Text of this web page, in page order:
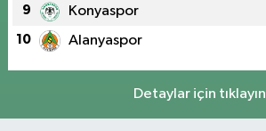
9 Konyaspor
10 Alanyaspor
Detaylar için tıklayın